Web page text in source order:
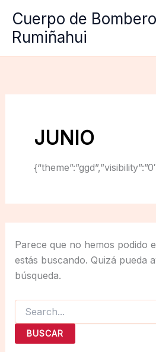
contenido
Cuerpo de
Rumiñahui
JUNIO
Parece que no hemos podido
estás buscando. Quizá pueda
búsqueda.
Buscar
por: